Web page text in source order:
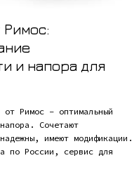
Римос:
и напора для
Римос – оптимальный
Сочетают
имеют модификации.
по России, сервис для